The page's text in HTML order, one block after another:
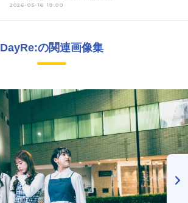
2026-05-16 19:00
DayRe:の関連画像集